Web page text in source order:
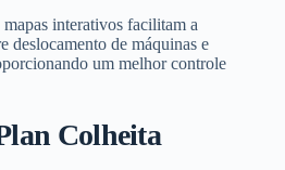
mapas interativos facilitam a
deslocamento de máquinas e
um melhor controle
Colheita